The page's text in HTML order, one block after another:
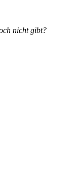
nicht gibt?